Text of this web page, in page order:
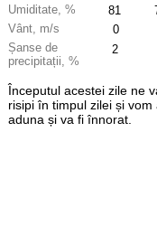
Umiditate, %
Vânt, m/s
Șanse de
precipitații, %
81
0
2
Începutul acestei zile ne
risipi în timpul zilei și
aduna și va fi înnorat.